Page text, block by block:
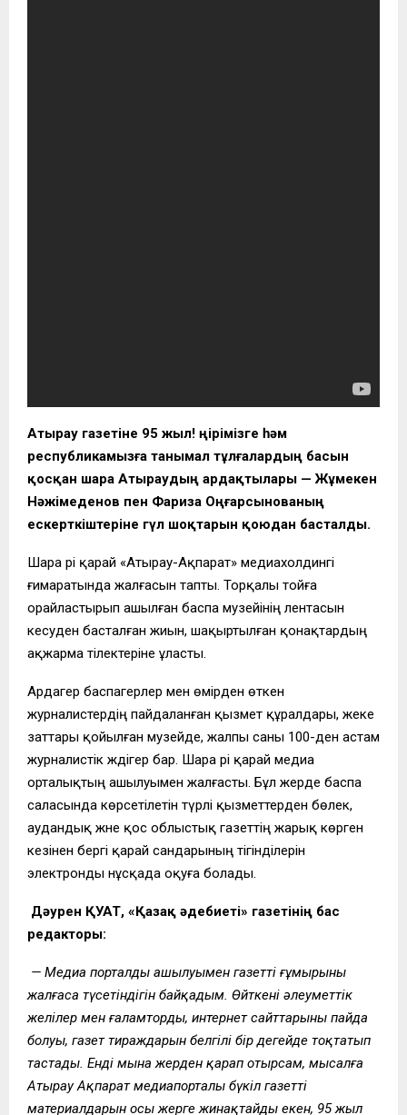
Атырау газетіне 95 жыл! Өңірімізге һәм
республикамызға танымал тұлғалардың басын
қосқан шара Атыраудың ардақтылары — Жұмекен
Нәжімеденов пен Фариза Оңғарсынованың
ескерткіштеріне гүл шоқтарын қоюдан басталды.
Шара әрі қарай «Атырау-Ақпарат» медиахолдингі
ғимаратында жалғасын тапты. Торқалы тойға
орайластырып ашылған баспа музейінің лентасын
кесуден басталған жиын, шақыртылған қонақтардың
ақжарма тілектеріне ұласты.
Ардагер баспагерлер мен өмірден өткен
журналистердің пайдаланған қызмет құралдары, жеке
заттары қойылған музейде, жалпы саны 100-ден астам
журналистік жәдігер бар. Шара әрі қарай медиа
орталықтың ашылуымен жалғасты. Бұл жерде баспа
саласында көрсетілетін түрлі қызметтерден бөлек,
аудандық және қос облыстық газеттің жарық көрген
кезінен бергі қарай сандарының тігінділерін
электронды нұсқада оқуға болады.
Дәурен ҚУАТ, «Қазақ әдебиеті» газетінің бас
редакторы:
— Медиа порталдың ашылуымен газеттің ғұмырының
жалғаса түсетіндігін байқадым. Өйткені әлеуметтік
желілер мен ғаламтордың, интернет сайттарының пайда
болуы, газет тираждарын белгілі бір деңгейде тоқтатып
тастады. Енді мына жерден қарап отырсам, мысалға
Атырау Ақпарат медиапорталы бүкіл газеттің
материалдарын осы жерге жинақтайды екен, 95 жыл